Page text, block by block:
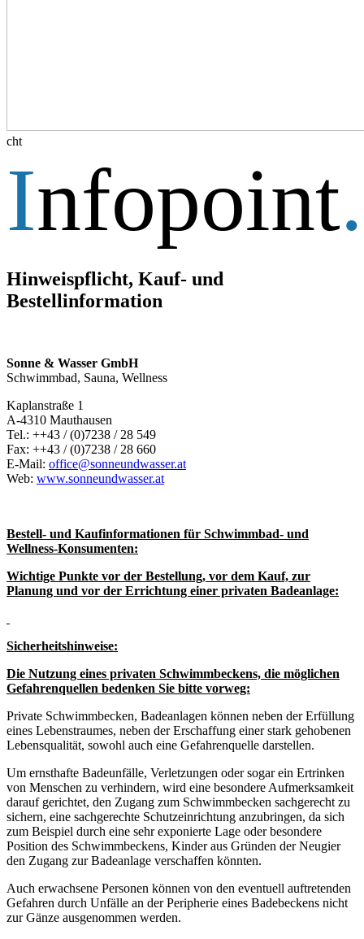
cht
Infopoint.
Hinweispflicht, Kauf- und
Bestellinformation
Sonne & Wasser GmbH
Schwimmbad, Sauna, Wellness
Kaplanstraße 1
A-4310 Mauthausen
Tel.: ++43 / (0)7238 / 28 549
Fax: ++43 / (0)7238 / 28 660
E-Mail: office@sonneundwasser.at
Web: www.sonneundwasser.at
Bestell- und Kaufinformationen für Schwimmbad- und
Wellness-Konsumenten:
Wichtige Punkte vor der Bestellung, vor dem Kauf, zur
Planung und vor der Errichtung einer privaten Badeanlage:
Sicherheitshinweise:
Die Nutzung eines privaten Schwimmbeckens, die möglichen
Gefahrenquellen bedenken Sie bitte vorweg:
Private Schwimmbecken, Badeanlagen können neben der Erfüllung
eines Lebenstraumes, neben der Erschaffung einer stark gehobenen
Lebensqualität, sowohl auch eine Gefahrenquelle darstellen.
Um ernsthafte Badeunfälle, Verletzungen oder sogar ein Ertrinken
von Menschen zu verhindern, wird eine besondere Aufmerksamkeit
darauf gerichtet, den Zugang zum Schwimmbecken sachgerecht zu
sichern, eine sachgerechte Schutzeinrichtung anzubringen, da sich
zum Beispiel durch eine sehr exponierte Lage oder besondere
Position des Schwimmbeckens, Kinder aus Gründen der Neugier
den Zugang zur Badeanlage verschaffen könnten.
Auch erwachsene Personen können von den eventuell auftretenden
Gefahren durch Unfälle an der Peripherie eines Badebeckens nicht
zur Gänze ausgenommen werden.